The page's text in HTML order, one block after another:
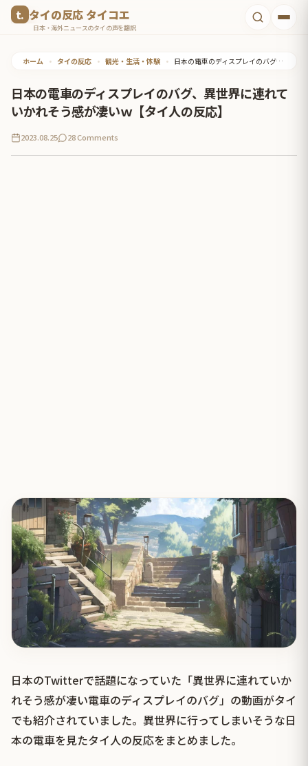
タイの反応 タイコエ
日本・海外ニュースのタイの声を翻訳
ホーム • タイの反応 • 観光・生活・体験 • 日本の電車のディスプレイのバグ、異世界に連れていかれそう感が凄いｗ【タイ人の反応】
日本の電車のディスプレイのバグ、異世界に連れて
いかれそう感が凄いｗ【タイ人の反応】
2023.08.25 28 Comments
日本のTwitterで話題になっていた「異世界に連れていか
れそう感が凄い電車のディスプレイのバグ」の動画がタイ
でも紹介されていました。異世界に行ってしまいそうな日
本の電車を見たタイ人の反応をまとめました。